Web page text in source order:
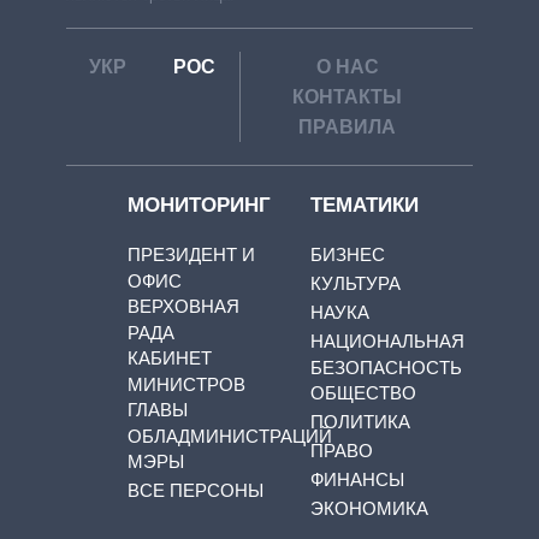
УКР РОС
О НАС
КОНТАКТЫ
ПРАВИЛА
МОНИТОРИНГ
ПРЕЗИДЕНТ И
ОФИС
ВЕРХОВНАЯ
РАДА
КАБИНЕТ
МИНИСТРОВ
ГЛАВЫ
ОБЛАДМИНИСТРАЦИЙ
МЭРЫ
ВСЕ ПЕРСОНЫ
ТЕМАТИКИ
БИЗНЕС
КУЛЬТУРА
НАУКА
НАЦИОНАЛЬНАЯ
БЕЗОПАСНОСТЬ
ОБЩЕСТВО
ПОЛИТИКА
ПРАВО
ФИНАНСЫ
ЭКОНОМИКА